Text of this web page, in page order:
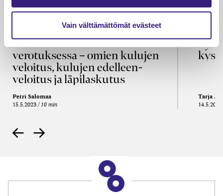
Vain välttämättömät evästeet
Luetuimmat
Kulu­veloitukset arvon­lisä­
verotuksessa – omien kulujen
veloitus, kulujen edelleen­
veloitus ja läpi­laskutus
Petri Salomaa
15.5.2023 10 min
Tarja
14.5.2021